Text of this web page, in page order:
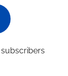
subscribers